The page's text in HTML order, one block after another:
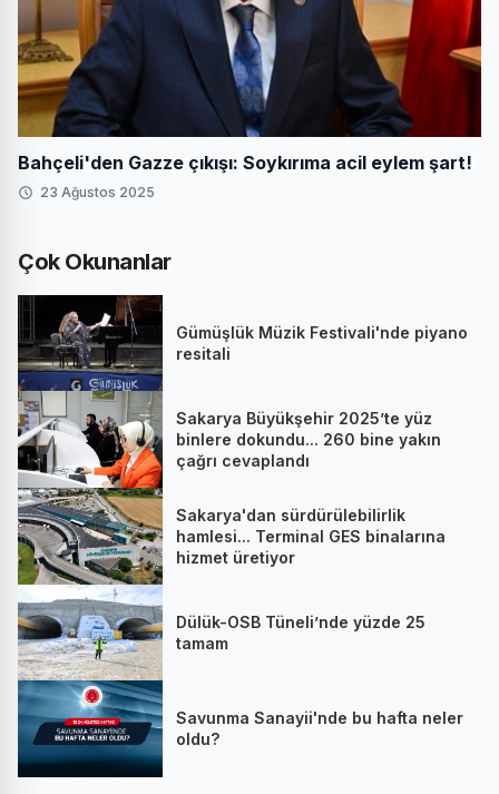
Bahçeli'den Gazze çıkışı: Soykırıma acil eylem şart!
23 Ağustos 2025
Çok Okunanlar
Gümüşlük Müzik Festivali'nde piyano
resitali
Sakarya Büyükşehir 2025’te yüz
binlere dokundu... 260 bine yakın
çağrı cevaplandı
Sakarya'dan sürdürülebilirlik
hamlesi... Terminal GES binalarına
hizmet üretiyor
Dülük-OSB Tüneli’nde yüzde 25
tamam
Savunma Sanayii'nde bu hafta neler
oldu?